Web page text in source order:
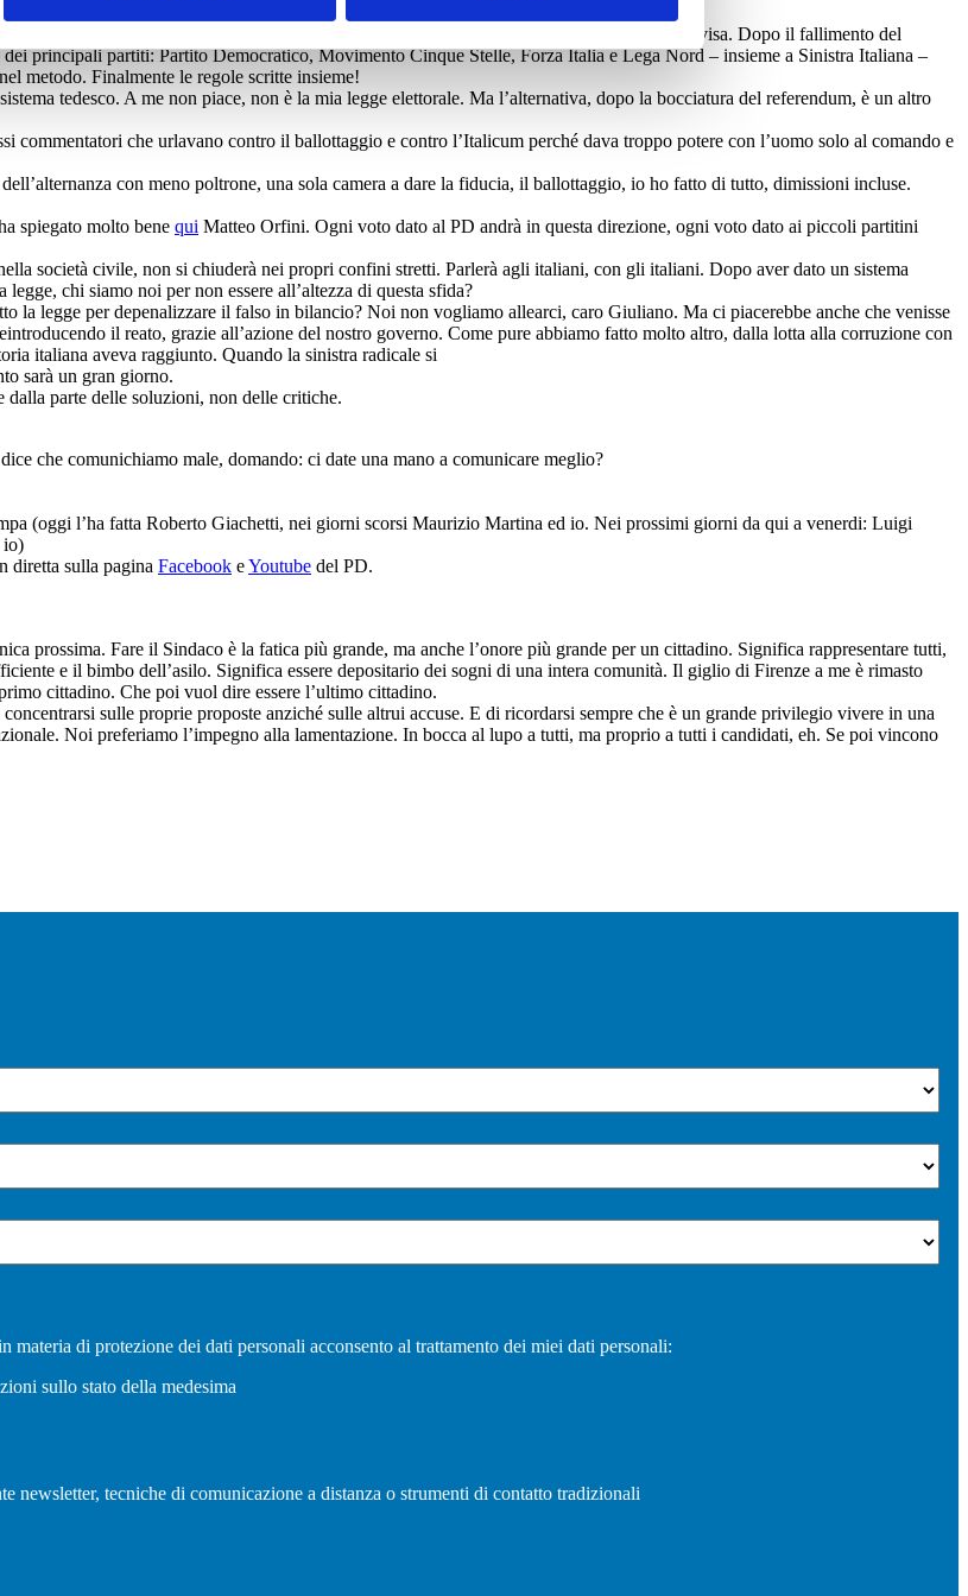
che ci hanno criticato per mesi sull’Italicum dicevano che bisognava fare una legge condivisa. Dopo il fallimento del
dei principali partiti: Partito Democratico, Movimento Cinque Stelle, Forza Italia e Lega Nord – insieme a Sinistra Italiana –
metodo. Finalmente le regole scritte insieme!
tedesco. A me non piace, non è la mia legge elettorale. Ma l’alternativa, dopo la bocciatura del referendum, è un altro
commentatori che urlavano contro il ballottaggio e contro l’Italicum perché dava troppo potere con l’uomo solo al comando e
con meno poltrone, una sola camera a dare la fiducia, il ballottaggio, io ho fatto di tutto, dimissioni incluse.
spiegato molto bene qui Matteo Orfini. Ogni voto dato al PD andrà in questa direzione, ogni voto dato ai piccoli partitini
società civile, non si chiuderà nei propri confini stretti. Parlerà agli italiani, con gli italiani. Dopo aver dato un sistema
chi siamo noi per non essere all’altezza di questa sfida?
la legge per depenalizzare il falso in bilancio? Noi non vogliamo allearci, caro Giuliano. Ma ci piacerebbe anche che venisse
il reato, grazie all’azione del nostro governo. Come pure abbiamo fatto molto altro, dalla lotta alla corruzione con
italiana aveva raggiunto. Quando la sinistra radicale si
sarà un gran giorno.
parte delle soluzioni, non delle critiche.
che comunichiamo male, domando: ci date una mano a comunicare meglio?
(oggi l’ha fatta Roberto Giachetti, nei giorni scorsi Maurizio Martina ed io. Nei prossimi giorni da qui a venerdi: Luigi
io)
diretta sulla pagina Facebook eYoutube del PD.
prossima. Fare il Sindaco è la fatica più grande, ma anche l’onore più grande per un cittadino. Significa rappresentare tutti,
e il bimbo dell’asilo. Significa essere depositario dei sogni di una intera comunità. Il giglio di Firenze a me è rimasto
cittadino. Che poi vuol dire essere l’ultimo cittadino.
sulle proprie proposte anziché sulle altrui accuse. E di ricordarsi sempre che è un grande privilegio vivere in una
Noi preferiamo l’impegno alla lamentazione. In bocca al lupo a tutti, ma proprio a tutti i candidati, eh. Se poi vincono
materia di protezione dei dati personali acconsento al trattamento dei miei dati personali:
sullo stato della medesima
tecniche di comunicazione a distanza o strumenti di contatto tradizionali